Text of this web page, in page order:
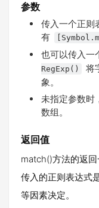
参数
传入一个正则
有
也可以传入一
RegExp()
将
象。
未指定参数时
数组。
返回值
match()方法的返
传入的正则表达式
等因素决定。